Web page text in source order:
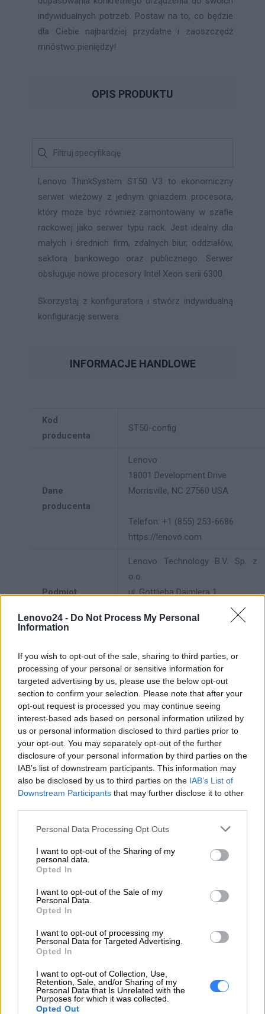
Lenovo24 - Do Not Process My Personal
Information
If you wish to opt-out of the sale, sharing to third parties, or
processing of your personal or sensitive information for
targeted advertising by us, please use the below opt-out
section to confirm your selection. Please note that after your
opt-out request is processed you may continue seeing
interest-based ads based on personal information utilized by
us or personal information disclosed to third parties prior to
your opt-out. You may separately opt-out of the further
disclosure of your personal information by third parties on the
IAB’s list of downstream participants. This information may
also be disclosed by us to third parties on the IAB’s List of
Downstream Participants that may further disclose it to other
Personal Data Processing Opt Outs
I want to opt-out of the Sharing of my
personal data.
Opted In
I want to opt-out of the Sale of my
Personal Data.
Opted In
I want to opt-out of processing my
Personal Data for Targeted Advertising.
Opted In
I want to opt-out of Collection, Use,
Retention, Sale, and/or Sharing of my
Personal Data that Is Unrelated with the
Purposes for which it was collected.
Opted Out
indywidualnych potrzeb. Postaw na to, co będzie
dla Ciebie najbardziej przydatne i zaoszczędź
mnóstwo pieniędzy!
OPIS PRODUKTU
Lenovo ThinkSystem ST50 V3 to ekonomiczny
serwer wieżowy z jednym gniazdem procesora,
który może być również zamontowany w szafie
rackowej jako serwer typu rack. Jest idealny dla
małych i średnich firm, zdalnych biur, oddziałów,
sektora bankowego oraz publicznego. Serwer
obsługuje nowe procesory Intel Xeon serii 6300.
Skorzystaj z konfiguratora i stwórz indywidualną
konfigurację serwera.
INFORMACJE HANDLOWE
Kod
producenta
ST50-config
Dane
producenta
Lenovo
18001 Development Drive
Morrisville, NC 27560 USA
Telefon: +1 (855) 253-6686
https://lenovo.com
Podmiot
Lenovo Technology B.V. Sp. z
o.o.
ul. Gottlieba Daimlera 1
info_pl@lenovo.com
techniczna
https://support.lenovo.com/pl/pl/
ZAPYTAJ O PRODUKT
Zapytanie o "Serwer Lenovo ThinkSystem ST50
EMAIL
WIADOMOŚĆ